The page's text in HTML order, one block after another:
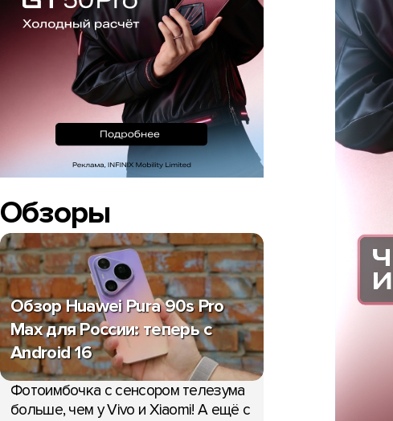
Обзоры
Обзор Huawei Pura 90s Pro
Max для России: теперь с
Android 16
Фотоимбочка с сенсором телезума
больше, чем у Vivo и Xiaomi! А ещё с